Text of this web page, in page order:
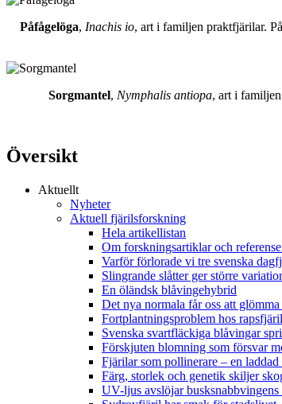
Påfågelöga, Inachis io, art i familjen praktfjärilar.
Sorgmantel, Nymphalis antiopa, art i
Översikt
Aktuellt
Nyheter
Aktuell fjärilsforskning
Hela artikellistan
Om forskningsartiklar och
Varför förlorade vi tre svenska
Slingrande slåtter ger större
En öländsk blåvingehybrid
Det nya normala får oss att
Fortplantningsproblem hos
Svenska svartfläckiga blåvingar
Förskjuten blomning som försvar
Fjärilar som pollinerare – en laddad
Färg, storlek och genetik skiljer
UV-ljus avslöjar busksnabbvingens